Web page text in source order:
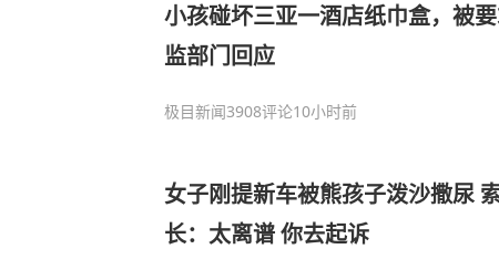
小孩碰坏三亚一酒店纸巾盒，被
监部门回应
极目新闻3908评论10小时前
女子刚提新车被熊孩子泼沙撒尿
长：太离谱 你去起诉